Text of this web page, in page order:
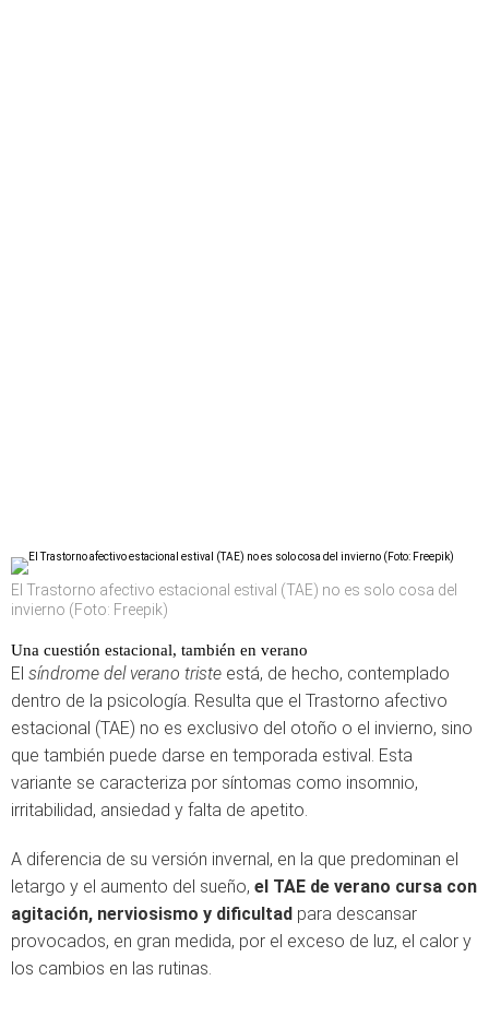
El Trastorno afectivo estacional estival (TAE) no es solo cosa del
invierno (Foto: Freepik)
Una cuestión estacional, también en verano
El síndrome del verano triste está, de hecho, contemplado
dentro de la psicología. Resulta que el Trastorno afectivo
estacional (TAE) no es exclusivo del otoño o el invierno, sino
que también puede darse en temporada estival. Esta
variante se caracteriza por síntomas como insomnio,
irritabilidad, ansiedad y falta de apetito.
A diferencia de su versión invernal, en la que predominan el
letargo y el aumento del sueño, el TAE de verano cursa con
agitación, nerviosismo y dificultad para descansar
provocados, en gran medida, por el exceso de luz, el calor y
los cambios en las rutinas.